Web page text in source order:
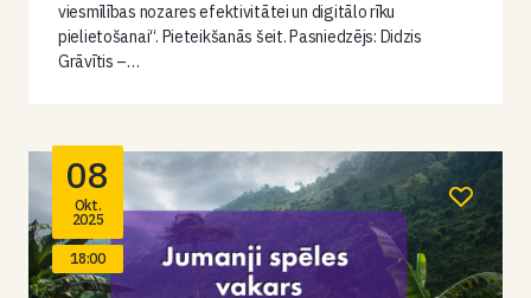
viesmīlības nozares efektivitātei un digitālo rīku
pielietošanai“. Pieteikšanās šeit. Pasniedzējs: Didzis
Grāvītis –…
08
Okt.
2025
18:00